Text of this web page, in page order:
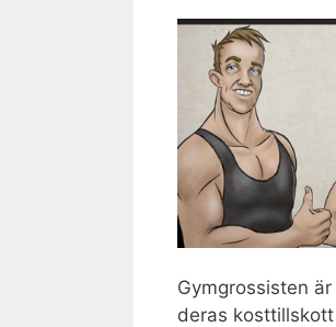
Gymgrossisten
deras